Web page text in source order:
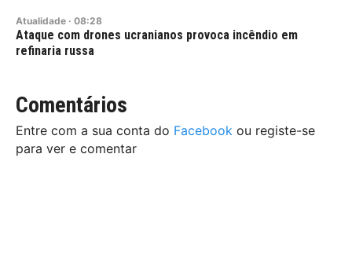
Atualidade · 08:28
Ataque com drones ucranianos provoca incêndio em
refinaria russa
Comentários
Entre com a sua conta do Facebook ou registe-se
para ver e comentar